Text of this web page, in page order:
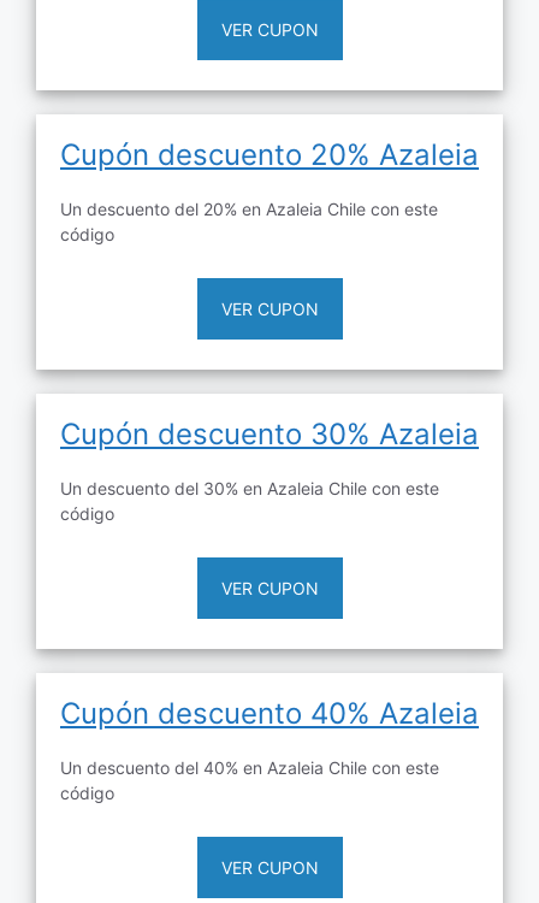
VER CUPON
Cupón descuento 20% Azaleia
Un descuento del 20% en Azaleia Chile con este
código
VER CUPON
Cupón descuento 30% Azaleia
Un descuento del 30% en Azaleia Chile con este
código
VER CUPON
Cupón descuento 40% Azaleia
Un descuento del 40% en Azaleia Chile con este
código
VER CUPON